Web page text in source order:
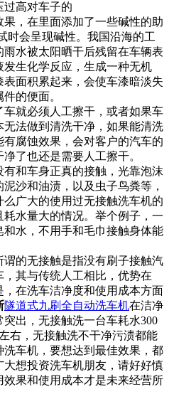
过高对车子的
，在里面添加了一些碱性的助
时会呈现碱性。我国沿海的工
水被太阳晒干后残留在车辆表
生化学反应，生成一种无机
面积累起来，会使车漆暗淡失
的便面。
就必须人工擦干，或者如果车
法做到清洗干净，如果能清洗
腐蚀效果，会对客户的汽车的
了也还是需要人工擦干。
和车身正真的接触，光靠泡沫
沙和油渍，以及虫子鸟粪等，
广大的使用过无接触洗车机的
水量大的情况。举个例子，一
水，不用手和毛巾接触身体能
的无接触是指没有刷子接触汽
其与传统人工相比，优势在
在洗车洁净度和使用成本方面
隧道式九刷全自动洗车机在洁净
出，无接触洗一台车耗水300
右，无接触洗不干净污渍都能
车机，要想达到最佳效果，都
想投资洗车机朋友，请好好慎
果和使用成本才是未来经营所